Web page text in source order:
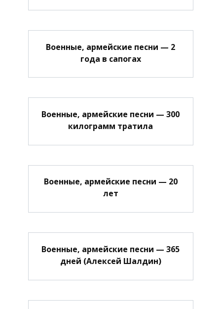
Военные, армейские песни — 2
года в сапогах
Военные, армейские песни — 300
килограмм тратила
Военные, армейские песни — 20
лет
Военные, армейские песни — 365
дней (Алексей Шалдин)